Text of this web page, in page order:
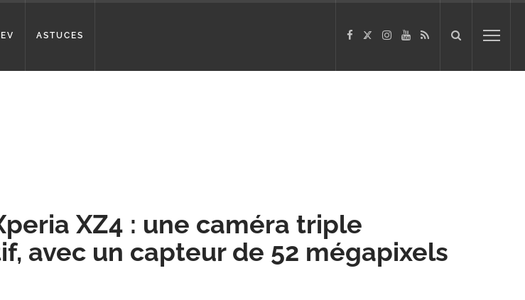
ASTUCES
XZ4 : une caméra triple
avec un capteur de 52 mégapixels